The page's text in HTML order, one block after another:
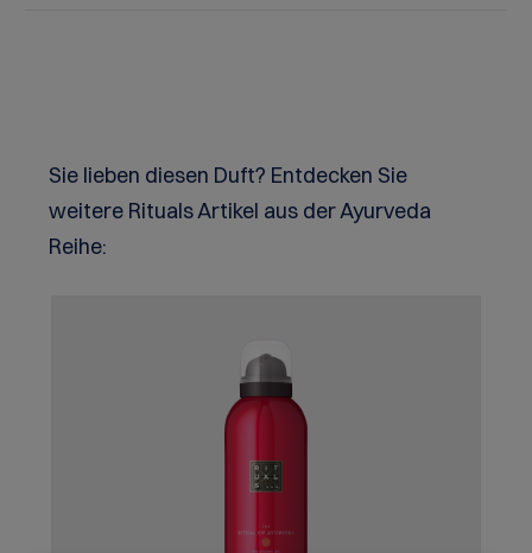
Produktgalerie überspringen
Sie lieben diesen Duft? Entdecken Sie
weitere Rituals Artikel aus der Ayurveda
Reihe: